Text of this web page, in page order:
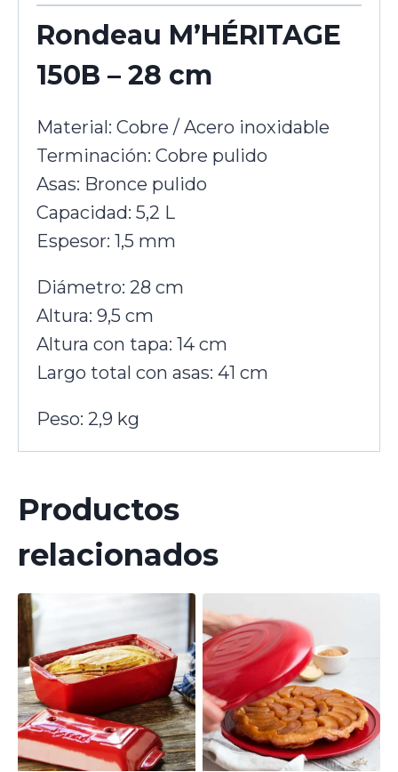
Rondeau M’HÉRITAGE
150B – 28 cm
Material: Cobre / Acero inoxidable
Terminación: Cobre pulido
Asas: Bronce pulido
Capacidad: 5,2 L
Espesor: 1,5 mm
Diámetro: 28 cm
Altura: 9,5 cm
Altura con tapa: 14 cm
Largo total con asas: 41 cm
Peso: 2,9 kg
Productos
relacionados